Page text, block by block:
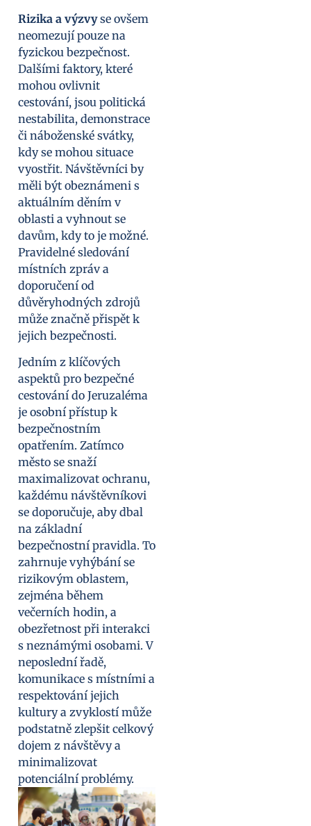
Rizika a výzvyse ovšem
neomezují pouze na
fyzickou bezpečnost.
Dalšími faktory, které
mohou ovlivnit
cestování, jsou politická
nestabilita, demonstrace
či náboženské svátky,
kdy se mohou situace
vyostřit. Návštěvníci by
měli být obeznámeni s
aktuálním děním v
oblasti a vyhnout se
davům, kdy to je možné.
Pravidelné sledování
místních zpráv a
doporučení od
důvěryhodných zdrojů
může značně přispět k
jejich bezpečnosti.
Jedním z klíčových
aspektů pro bezpečné
cestování do Jeruzaléma
je osobní přístup k
bezpečnostním
opatřením. Zatímco
město se snaží
maximalizovat ochranu,
každému návštěvníkovi
se doporučuje, aby dbal
na základní
bezpečnostní pravidla. To
zahrnuje vyhýbání se
rizikovým oblastem,
zejména během
večerních hodin, a
obezřetnost při interakci
s neznámými osobami. V
neposlední řadě,
komunikace s místními a
respektování jejich
kultury a zvyklostí může
podstatně zlepšit celkový
dojem z návštěvy a
minimalizovat
potenciální problémy.